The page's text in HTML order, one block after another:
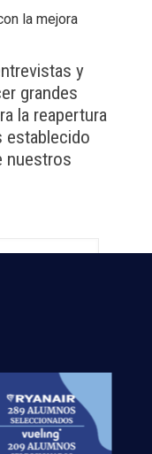
la mejora
y
grandes
la reapertura
establecido
nuestros